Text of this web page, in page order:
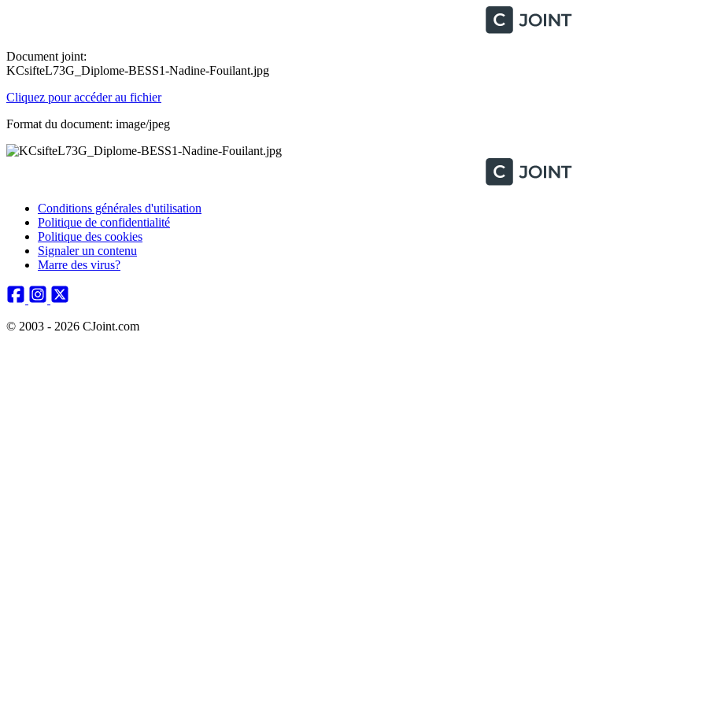
Document joint:
KCsifteL73G_Diplome-BESS1-Nadine-Fouilant.jpg
Cliquez pour accéder au fichier
Format du document: image/jpeg
Conditions générales d'utilisation
Politique de confidentialité
Politique des cookies
Signaler un contenu
Marre des virus?
© 2003 - 2026 CJoint.com